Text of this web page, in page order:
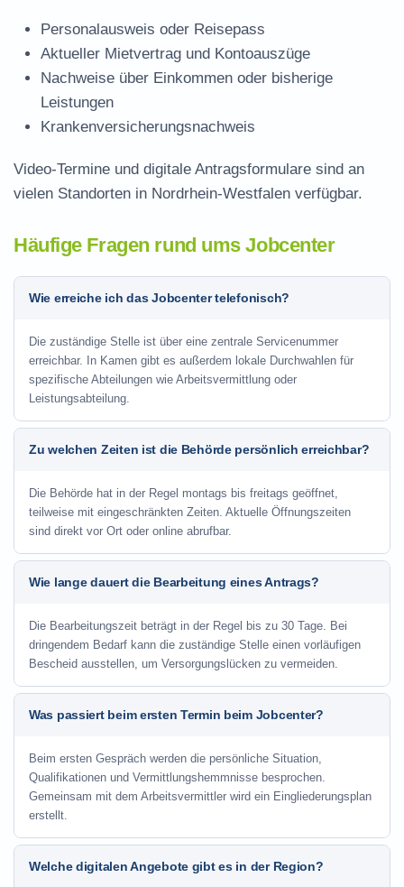
Personalausweis oder Reisepass
Aktueller Mietvertrag und Kontoauszüge
Nachweise über Einkommen oder bisherige
Leistungen
Krankenversicherungsnachweis
Video-Termine und digitale Antragsformulare sind an
vielen Standorten in Nordrhein-Westfalen verfügbar.
Häufige Fragen rund ums Jobcenter
Wie erreiche ich das Jobcenter telefonisch?
Die zuständige Stelle ist über eine zentrale Servicenummer
erreichbar. In Kamen gibt es außerdem lokale Durchwahlen für
spezifische Abteilungen wie Arbeitsvermittlung oder
Leistungsabteilung.
Zu welchen Zeiten ist die Behörde persönlich erreichbar?
Die Behörde hat in der Regel montags bis freitags geöffnet,
teilweise mit eingeschränkten Zeiten. Aktuelle Öffnungszeiten
sind direkt vor Ort oder online abrufbar.
Wie lange dauert die Bearbeitung eines Antrags?
Die Bearbeitungszeit beträgt in der Regel bis zu 30 Tage. Bei
dringendem Bedarf kann die zuständige Stelle einen vorläufigen
Bescheid ausstellen, um Versorgungslücken zu vermeiden.
Was passiert beim ersten Termin beim Jobcenter?
Beim ersten Gespräch werden die persönliche Situation,
Qualifikationen und Vermittlungshemmnisse besprochen.
Gemeinsam mit dem Arbeitsvermittler wird ein Eingliederungsplan
erstellt.
Welche digitalen Angebote gibt es in der Region?